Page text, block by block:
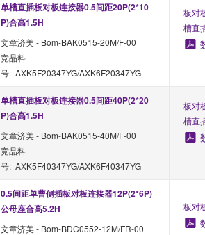
单槽直插板对板连接器0.5间距20P(2*10
P)合高1.5H
文章济美 - Bom-BAK0515-20M/F-00
竞品料
号: AXK5F20347YG/AXK6F20347YG
板对
槽直
单槽直插板对板连接器0.5间距40P(2*20
P)合高1.5H
文章济美 - Bom-BAK0515-40M/F-00
竞品料
号: AXK5F40347YG/AXK6F40347YG
板对
槽直
0.5间距单曹侧插板对板连接器12P(2*6P)
公母座合高5.2H
文章济美 - Bom-BDC0552-12M/FR-00
板对